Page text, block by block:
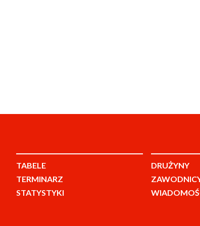
TABELE
TERMINARZ
STATYSTYKI
DRUŻYNY